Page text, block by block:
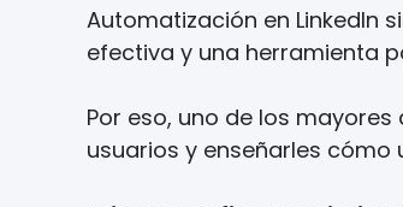
Automatización en LinkedIn
efectiva y una herramienta
Por eso, uno de los
usuarios y enseñarles cómo